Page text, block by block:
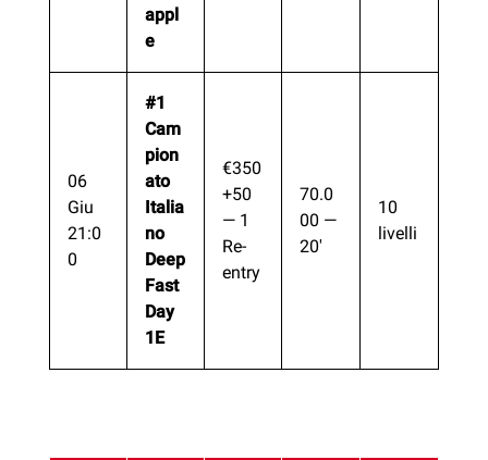
appl
e
06
Giu
21:0
0
#1
Cam
pion
ato
Italia
no
Deep
Fast
Day
1E
€350
+50
— 1
Re-
entry
70.0
00 —
20′
10
livelli